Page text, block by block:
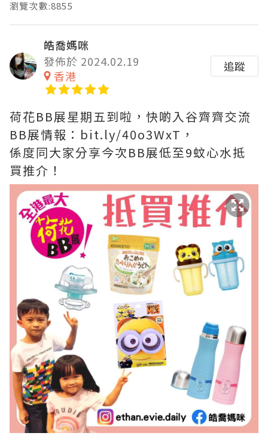
瀏覽次數:8855
皓喬媽咪
發佈於 2024.02.19
香港
追蹤
荷花BB展星期五到啦，快啲入谷齊齊交流
BB展情報：bit.ly/40o3WxT，
係度同大家分享今次BB展低至9蚊心水抵
買推介！